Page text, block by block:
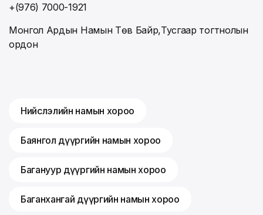
+(976) 7000-1921
Монгол Ардын Намын Төв Байр,Тусгаар тогтнолын
ордон
Нийслэлийн намын хороо
Баянгол дүүргийн намын хороо
Багануур дүүргийн намын хороо
Баганхангай дүүргийн намын хороо